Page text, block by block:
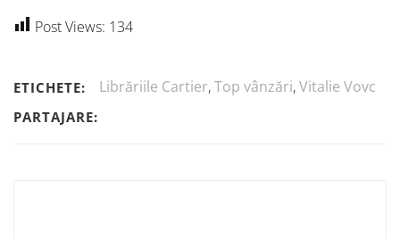
Post Views: 134
ETICHETE: Librăriile Cartier,Top vânzări,Vitalie Vovc
PARTAJARE: